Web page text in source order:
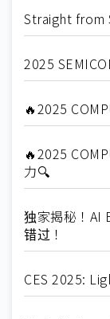
Straight from
2025
🔥2025
🔥2025
力🔍
独家揭秘！AI
错过！
CES 2025: